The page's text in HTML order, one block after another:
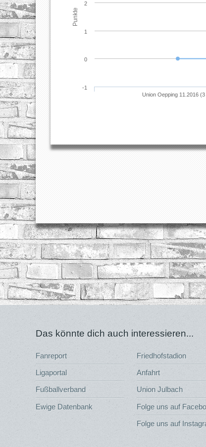
Punkte
Union Oepping 11.2016 (3
0
1
2
-1
Das könnte dich auch interessieren...
Fanreport
Ligaportal
Fußballverband
Ewige Datenbank
Friedhofstadion
Anfahrt
Union Julbach
Folge uns auf
Folge uns auf